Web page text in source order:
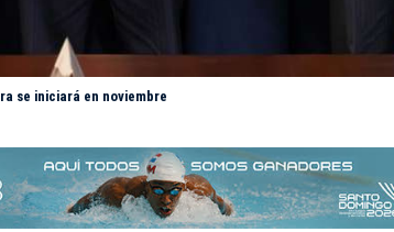
se iniciará en noviembre